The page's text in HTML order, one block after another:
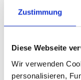
Zustimmung
Diese Webseite
Wir verwenden
personalisieren,
WEITERFÜHRENDE